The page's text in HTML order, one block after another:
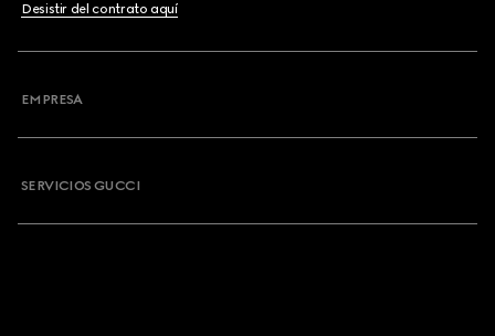
Desistir del contrato aquí
EMPRESA
SERVICIOS GUCCI